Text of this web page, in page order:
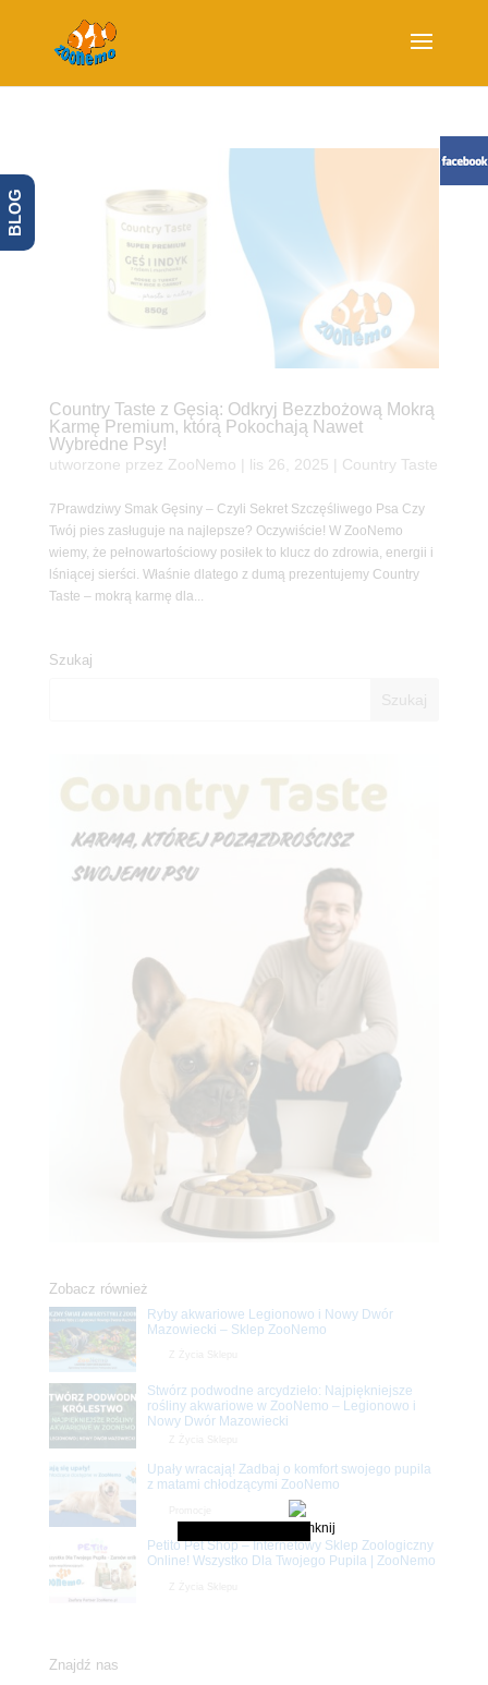
Country Taste z Gęsią: Odkryj Bezzbożową Mokrą
Karmę Premium, którą Pokochają Nawet
Wybredne Psy!
utworzone przez ZooNemo lis 26, 2025 Country Taste
7Prawdziwy Smak Gęsiny – Czyli Sekret Szczęśliwego Psa Czy
Twój pies zasługuje na najlepsze? Oczywiście! W ZooNemo
wiemy, że pełnowartościowy posiłek to klucz do zdrowia, energii i
lśniącej sierści. Właśnie dlatego z dumą prezentujemy Country
Taste – mokrą karmę dla...
Szukaj
Zobacz również
Ryby akwariowe Legionowo i Nowy Dwór
Mazowiecki – Sklep ZooNemo
Stwórz podwodne arcydzieło: Najpiękniejsze
rośliny akwariowe w ZooNemo – Legionowo i
Nowy Dwór Mazowiecki
Upały wracają! Zadbaj o komfort swojego pupila
z matami chłodzącymi ZooNemo
Petito Pet Shop – Internetowy Sklep Zoologiczny
Online! Wszystko Dla Twojego Pupila | ZooNemo
Znajdź nas
BLOG